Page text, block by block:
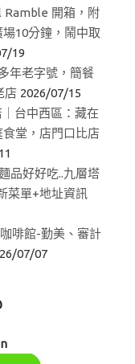
Ramble 開箱，附
10分鐘，鬧中取
19
年老字號，簡餐
店 2026/07/15
台中西區：藏在
堂，店門口比店
品好好吃..九層塔
菜單+地址資訊
啡館-勤美、審計
07/07